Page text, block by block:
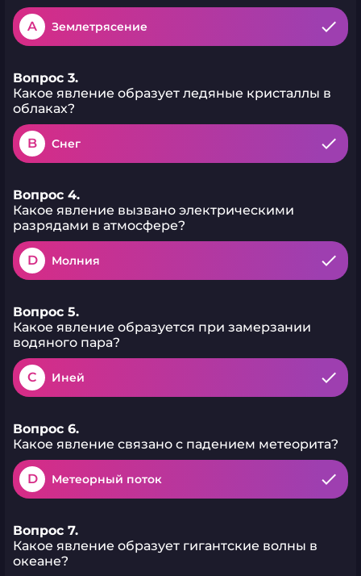
A Землетрясение
Вопрос 3.
Какое явление образует ледяные кристаллы в
облаках?
B Снег
Вопрос 4.
Какое явление вызвано электрическими
разрядами в атмосфере?
D Молния
Вопрос 5.
Какое явление образуется при замерзании
водяного пара?
C Иней
Вопрос 6.
Какое явление связано с падением метеорита?
D Метеорный поток
Вопрос 7.
Какое явление образует гигантские волны в
океане?